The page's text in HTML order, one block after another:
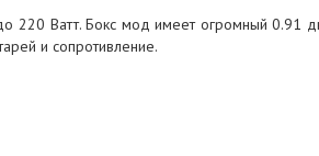
220 Ватт. Бокс мод имеет огромный 0.91
и сопротивление.